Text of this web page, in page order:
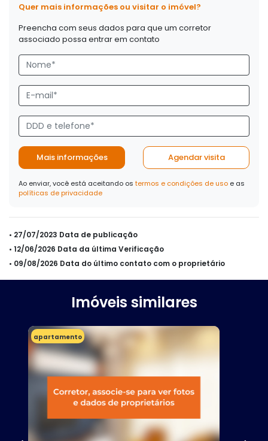
Quer mais informações ou visitar o imóvel?
Preencha com seus dados para que um corretor
associado possa entrar em contato
Mais informações Agendar visita
Ao enviar, você está aceitando os termos e condições de uso e as
políticas de privacidade
• 27/07/2023 Data de publicação
• 12/06/2026 Data da última Verificação
• 09/08/2026 Data do último contato com o proprietário
Imóveis similares
apartamento